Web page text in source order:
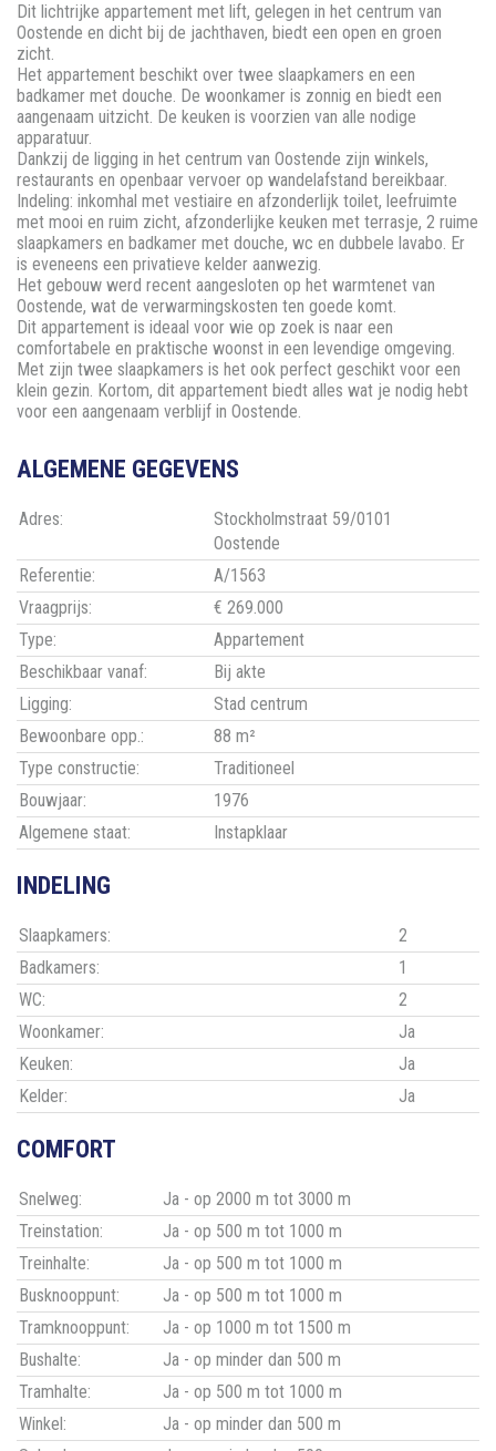
Dit lichtrijke appartement met lift, gelegen in het centrum van
Oostende en dicht bij de jachthaven, biedt een open en groen
zicht.
Het appartement beschikt over twee slaapkamers en een
badkamer met douche. De woonkamer is zonnig en biedt een
aangenaam uitzicht. De keuken is voorzien van alle nodige
apparatuur.
Dankzij de ligging in het centrum van Oostende zijn winkels,
restaurants en openbaar vervoer op wandelafstand bereikbaar.
Indeling: inkomhal met vestiaire en afzonderlijk toilet, leefruimte
met mooi en ruim zicht, afzonderlijke keuken met terrasje, 2 ruime
slaapkamers en badkamer met douche, wc en dubbele lavabo. Er
is eveneens een privatieve kelder aanwezig.
Het gebouw werd recent aangesloten op het warmtenet van
Oostende, wat de verwarmingskosten ten goede komt.
Dit appartement is ideaal voor wie op zoek is naar een
comfortabele en praktische woonst in een levendige omgeving.
Met zijn twee slaapkamers is het ook perfect geschikt voor een
klein gezin. Kortom, dit appartement biedt alles wat je nodig hebt
voor een aangenaam verblijf in Oostende.
ALGEMENE GEGEVENS
Adres:
Stockholmstraat 59/0101
Oostende
Referentie:
A/1563
Vraagprijs:
€ 269.000
Type:
Appartement
Beschikbaar vanaf:
Bij akte
Ligging:
Stad centrum
Bewoonbare opp.:
88 m²
Type constructie:
Traditioneel
Bouwjaar:
1976
Algemene staat:
Instapklaar
INDELING
Slaapkamers:
2
Badkamers:
1
WC:
2
Woonkamer:
Ja
Keuken:
Ja
Kelder:
Ja
COMFORT
Snelweg:
Ja - op 2000 m tot 3000 m
Treinstation:
Ja - op 500 m tot 1000 m
Treinhalte:
Ja - op 500 m tot 1000 m
Busknooppunt:
Ja - op 500 m tot 1000 m
Tramknooppunt:
Ja - op 1000 m tot 1500 m
Bushalte:
Ja - op minder dan 500 m
Tramhalte:
Ja - op 500 m tot 1000 m
Winkel:
Ja - op minder dan 500 m